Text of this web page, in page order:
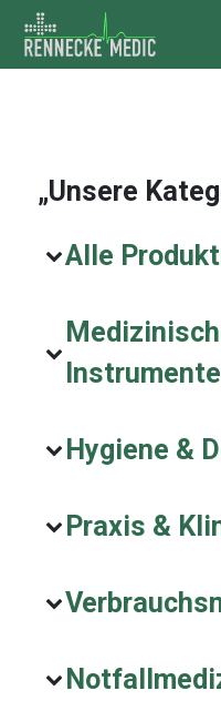
Zum Inhalt springen
„Unsere
Alle
Instrumente
Hygiene &
Praxis &